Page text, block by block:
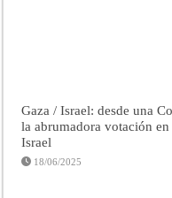
Gaza / Israel: desde una
la abrumadora votación
Israel
18/06/2025